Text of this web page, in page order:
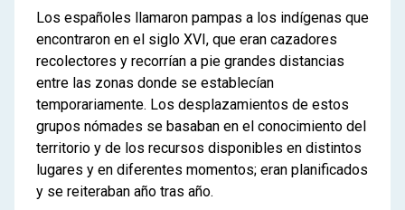
Los indígenas de las pampas
Grupos, territorios y relaciones
Los intercambios comerciales
La diplomacia indígena
Los caciques o lonkos
Pueblos de frontera
Las estancias en los espacios de
frontera
3
Violencia estatal y violencia
Los españoles llamaron pampas a los indígenas que
encontraron en el siglo XVI, que eran cazadores
recolectores y recorrían a pie grandes distancias
entre las zonas donde se establecían
temporariamente. Los desplazamientos de estos
grupos nómades se basaban en el conocimiento del
territorio y de los recursos disponibles en distintos
lugares y en diferentes momentos; eran planificados
y se reiteraban año tras año.